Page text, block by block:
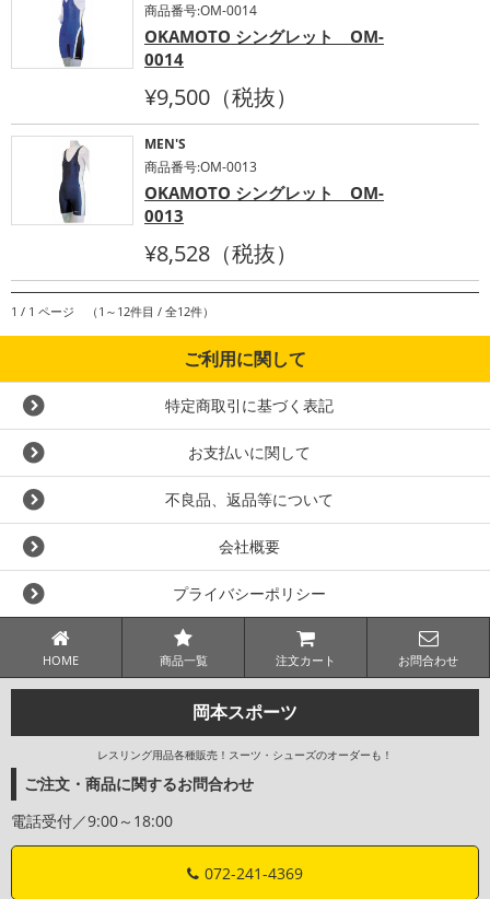
商品番号:OM-0014
OKAMOTO シングレット OM-
0014
¥9,500（税抜）
MEN'S
商品番号:OM-0013
OKAMOTO シングレット OM-
0013
¥8,528（税抜）
1 / 1 ページ （1～12件目 / 全12件）
ご利用に関して
特定商取引に基づく表記
お支払いに関して
不良品、返品等について
会社概要
プライバシーポリシー
HOME 商品一覧 注文カート お問合わせ
岡本スポーツ
レスリング用品各種販売！スーツ・シューズのオーダーも！
ご注文・商品に関するお問合わせ
電話受付／9:00～18:00
072-241-4369